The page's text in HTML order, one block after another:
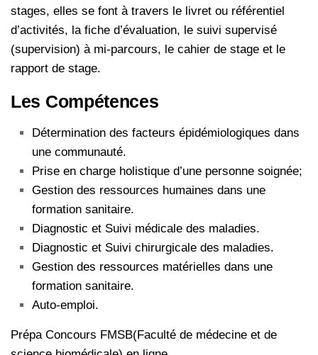
stages, elles se font à travers le livret ou référentiel
d’activités, la fiche d’évaluation, le suivi supervisé
(supervision) à mi-parcours, le cahier de stage et le
rapport de stage.
Les Compétences
Détermination des facteurs épidémiologiques dans
une communauté.
Prise en charge holistique d’une personne soignée;
Gestion des ressources humaines dans une
formation sanitaire.
Diagnostic et Suivi médicale des maladies.
Diagnostic et Suivi chirurgicale des maladies.
Gestion des ressources matérielles dans une
formation sanitaire.
Auto-emploi.
Prépa Concours FMSB(Faculté de médecine et de